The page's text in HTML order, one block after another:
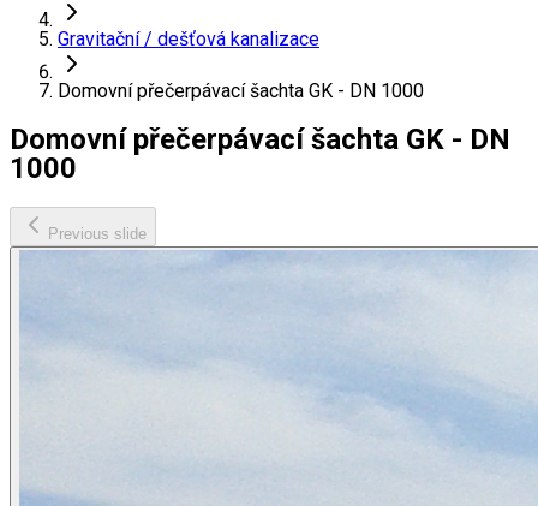
Gravitační / dešťová kanalizace
Domovní přečerpávací šachta GK - DN 1000
Domovní přečerpávací šachta GK - DN
1000
Previous slide